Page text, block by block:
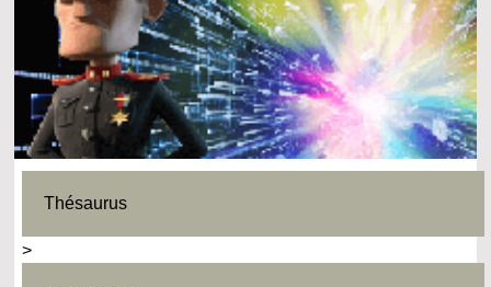
Thésaurus
>